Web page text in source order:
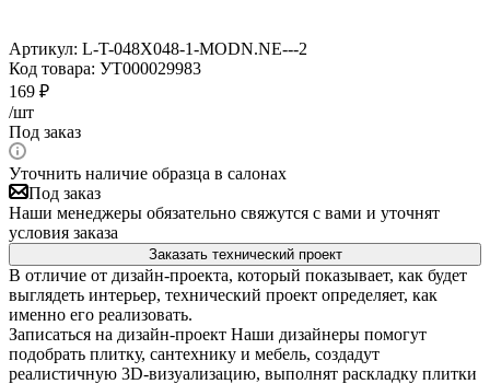
Артикул: L-T-048X048-1-MODN.NE---2
Код товара: УТ000029983
169 ₽
/шт
Под заказ
Уточнить наличие образца в салонах
Под заказ
Наши менеджеры обязательно свяжутся с вами и уточнят
условия заказа
Заказать технический проект
В отличие от дизайн-проекта, который показывает, как будет
выглядеть интерьер, технический проект определяет, как
именно его реализовать.
Записаться на дизайн-проект Наши дизайнеры помогут
подобрать плитку, сантехнику и мебель, создадут
реалистичную 3D-визуализацию, выполнят раскладку плитки